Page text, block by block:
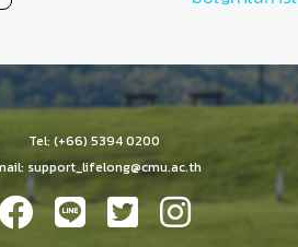
Tel: (+66) 5394 0200
support_lifelong@cmu.ac.th